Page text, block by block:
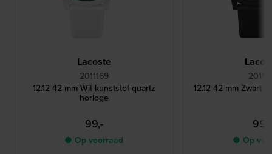
Lacoste
2011169
12.12 42 mm Wit kunststof quartz
horloge
99,-
● Op voorraad
12.12 42 mm Zwart
99,-
● Op